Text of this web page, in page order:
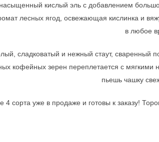
кислый эль с добавлением
лесных ягод, освежающая кислинка и
в любое
сладковатый и нежный стаут, сваренный
кофейных зерен переплетается с
пьешь чашку
4 сорта уже в продаже и готовы к заказу!